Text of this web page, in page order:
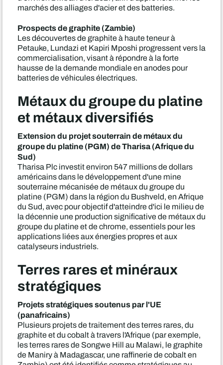
marchés des alliages d'acier et des batteries.
Prospects de graphite (Zambie)
Les découvertes de graphite à haute teneur à
Petauke, Lundazi et Kapiri Mposhi progressent vers la
commercialisation, visant à répondre à la forte
hausse de la demande mondiale en anodes pour
batteries de véhicules électriques.
Métaux du groupe du platine
et métaux diversifiés
Extension du projet souterrain de métaux du
groupe du platine (PGM) de Tharisa (Afrique du
Sud)
Tharisa Plc investit environ 547 millions de dollars
américains dans le développement d'une mine
souterraine mécanisée de métaux du groupe du
platine (PGM) dans la région du Bushveld, en Afrique
du Sud, avec pour objectif d'atteindre d'ici le milieu de
la décennie une production significative de métaux du
groupe du platine et de chrome, essentiels pour les
applications liées aux énergies propres et aux
catalyseurs industriels.
Terres rares et minéraux
stratégiques
Projets stratégiques soutenus par l'UE
(panafricains)
Plusieurs projets de traitement des terres rares, du
graphite et du cobalt à travers l'Afrique (par exemple,
les terres rares de Songwe Hill au Malawi, le graphite
de Maniry à Madagascar, une raffinerie de cobalt en